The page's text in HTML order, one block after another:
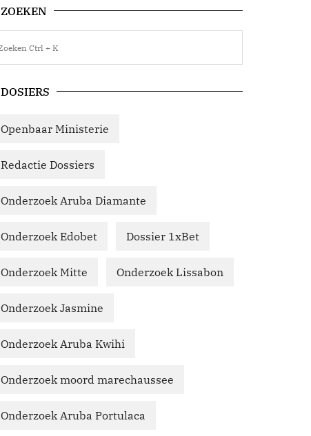
ZOEKEN
DOSIERS
Openbaar Ministerie
Redactie Dossiers
Onderzoek Aruba Diamante
Onderzoek Edobet Dossier 1xBet
Onderzoek Mitte Onderzoek Lissabon
Onderzoek Jasmine
Onderzoek Aruba Kwihi
Onderzoek moord marechaussee
Onderzoek Aruba Portulaca